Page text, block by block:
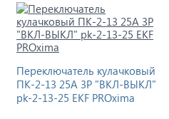
Переключатель кулачковый
ПК-2-13 25А 3P "ВКЛ-ВЫКЛ"
pk-2-13-25 EKF PROxima